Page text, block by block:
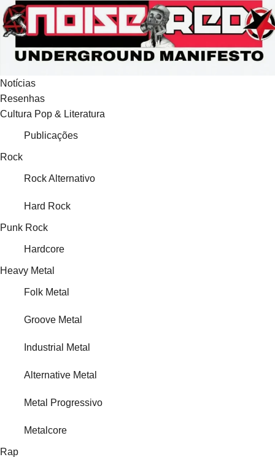
para
o
conteúdo
Notícias
Resenhas
Cultura Pop & Literatura
Publicações
Rock
Rock Alternativo
Hard Rock
Punk Rock
Hardcore
Heavy Metal
Folk Metal
Groove Metal
Industrial Metal
Alternative Metal
Metal Progressivo
Metalcore
Rap